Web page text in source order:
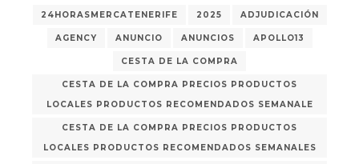
24HORASMERCATENERIFE 2025 ADJUDICACIÓN
AGENCY ANUNCIO ANUNCIOS APOLLO13
CESTA DE LA COMPRA
CESTA DE LA COMPRA PRECIOS PRODUCTOS
LOCALES PRODUCTOS RECOMENDADOS SEMANALE
CESTA DE LA COMPRA PRECIOS PRODUCTOS
LOCALES PRODUCTOS RECOMENDADOS SEMANALES